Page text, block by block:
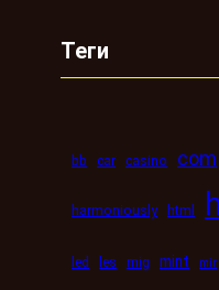
Теги
bb car casino com
harmoniously html
led les mig mint mir